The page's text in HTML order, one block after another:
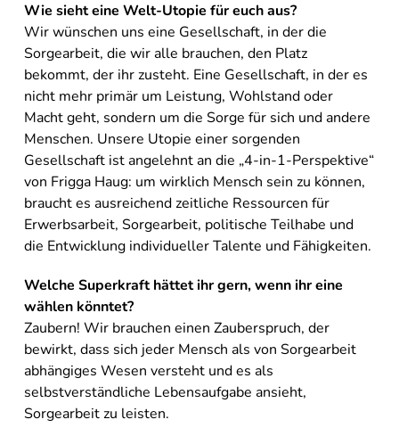
Wie sieht eine Welt-Utopie für euch aus?
Wir wünschen uns eine Gesellschaft, in der die
Sorgearbeit, die wir alle brauchen, den Platz
bekommt, der ihr zusteht. Eine Gesellschaft, in der es
nicht mehr primär um Leistung, Wohlstand oder
Macht geht, sondern um die Sorge für sich und andere
Menschen. Unsere Utopie einer sorgenden
Gesellschaft ist angelehnt an die „4-in-1-Perspektive“
von Frigga Haug: um wirklich Mensch sein zu können,
braucht es ausreichend zeitliche Ressourcen für
Erwerbsarbeit, Sorgearbeit, politische Teilhabe und
die Entwicklung individueller Talente und Fähigkeiten.
Welche Superkraft hättet ihr gern, wenn ihr eine
wählen könntet?
Zaubern! Wir brauchen einen Zauberspruch, der
bewirkt, dass sich jeder Mensch als von Sorgearbeit
abhängiges Wesen versteht und es als
selbstverständliche Lebensaufgabe ansieht,
Sorgearbeit zu leisten.